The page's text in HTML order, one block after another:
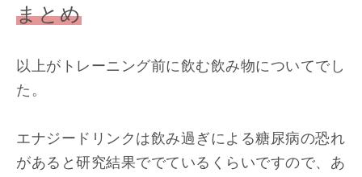
まとめ
以上がトレーニング前に飲む飲み物についてでし
た。
エナジードリンクは飲み過ぎによる糖尿病の恐れ
があると研究結果ででているくらいですので、あ